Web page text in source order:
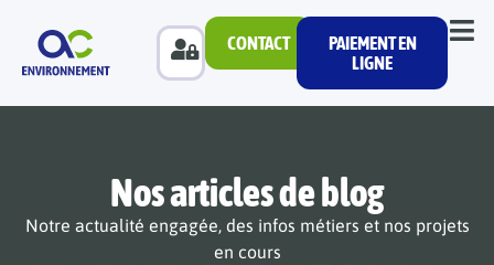
CONTACT
PAIEMENT EN
LIGNE
Nos articles de blog
Notre actualité engagée, des infos métiers et nos projets
en cours